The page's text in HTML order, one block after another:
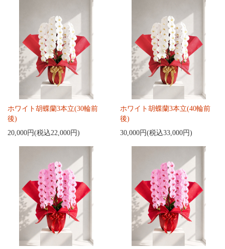
ホワイト胡蝶蘭3本立(30輪前
後)
20,000円(税込22,000円)
ホワイト胡蝶蘭3本立(40輪前
後)
30,000円(税込33,000円)